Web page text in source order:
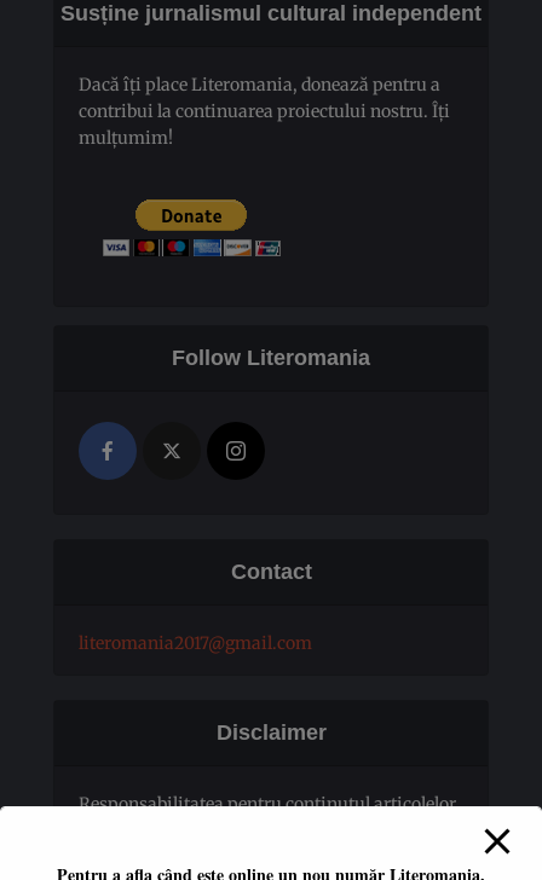
Susține jurnalismul cultural independent
Dacă îți place Literomania, donează pentru a
contribui la continuarea proiectului nostru. Îți
mulțumim!
Follow Literomania
Contact
literomania2017@gmail.com
Disclaimer
Responsabilitatea pentru conţinutul articolelor
Pentru a afla când este online un nou număr Literomania,